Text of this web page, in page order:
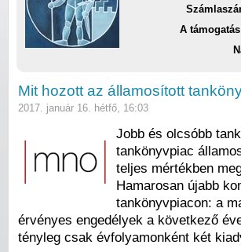
A
Mit hozott az államosított
2017. január 16. hétfő, 16:03
Jobb és olcsóbb
tankönyvpiac
teljes mértékben
Hamarosan újabb
tankönyvpiacon: a
érvényes engedélyek a következő
tényleg csak évfolyamonként két